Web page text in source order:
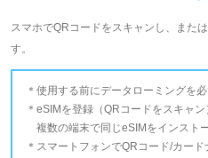
スマホでQRコードをスキャンし、また
す。
使用する前にデータローミングを必
eSIMを登録（QRコードをスキャ
複数の端末で同じeSIMをインスト
スマートフォンでQRコード/カー